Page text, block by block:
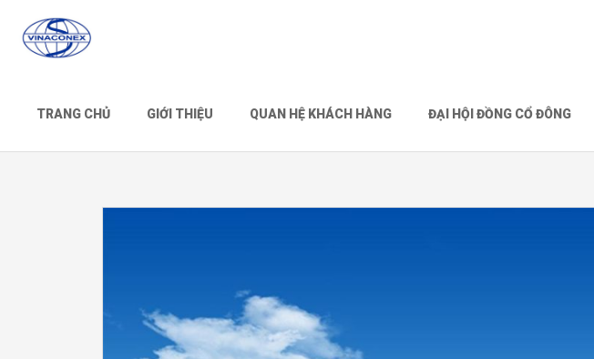
TRANG CHỦ GIỚI THIỆU QUAN HỆ KHÁCH HÀNG ĐẠI HỘI ĐỒNG CỔ ĐÔNG